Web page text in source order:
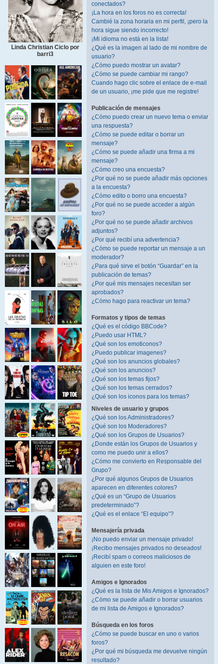
Linda Christian Ciclo por
barri3
conectados?
¡La hora en los foros no es correcta!
Cambié la zona horaria en mi perfil, ¡pero la
hora sigue siendo incorrecto!
¡Mi idioma no está en la lista!
¿Qué es la imagen al lado de mi nombre de
usuario?
¿Cómo puedo mostrar un avatar?
¿Cómo se puede cambiar mi rango?
Cuando hago clic sobre el enlace de e-mail
de un usuario, ¡me pide que me registre!
Publicación de mensajes
¿Cómo puedo crear un nuevo tema o enviar
una respuesta?
¿Cómo se puede editar o borrar un
mensaje?
¿Cómo se puede añadir una firma a mi
mensaje?
¿Cómo creo una encuesta?
¿Por qué no se puede añadir más opciones
a la encuesta?
¿Cómo edito o borro una encuesta?
¿Por qué no se puede acceder a algún
foro?
¿Por qué no se puede añadir archivos
adjuntos?
¿Por qué recibí una advertencia?
¿Cómo se puede reportar un mensaje a un
moderador?
¿Para qué sirve el botón “Guardar” en la
publicación de temas?
¿Por qué mis mensajes necesitan ser
aprobados?
¿Cómo hago para reactivar un tema?
Formatos y tipos de temas
¿Qué es el código BBCode?
¿Puedo usar HTML?
¿Qué son los emoticonos?
¿Puedo publicar imagenes?
¿Qué son los anuncios globales?
¿Qué son los anuncios?
¿Qué son los temas fijos?
¿Qué son los temas cerrados?
¿Qué son los iconos para los temas?
Niveles de usuario y grupos
¿Qué son los Administradores?
¿Qué son los Moderadores?
¿Qué son los Grupos de Usuarios?
¿Donde están los Grupos de Usuarios y
como me puedo unir a ellos?
¿Cómo me convierto en Responsable del
Grupo?
¿Por qué algunos Grupos de Usuarios
aparecen en diferentes colores?
¿Qué es un “Grupo de Usuarios
predeterminado”?
¿Qué es el enlace “El equipo”?
Mensajería privada
¡No puedo enviar un mensaje privado!
¡Recibo mensajes privados no deseados!
¡Recibí spam o correos maliciosos de
alguien en este foro!
Amigos e Ignorados
¿Qué es la lista de Mis Amigos e Ignorados?
¿Cómo se puede añadir o borrar usuarios
de mi lista de Amigos e Ignorados?
Búsqueda en los foros
¿Cómo se puede buscar en uno o varios
foros?
¿Por qué mi búsqueda me devuelve ningún
resultado?